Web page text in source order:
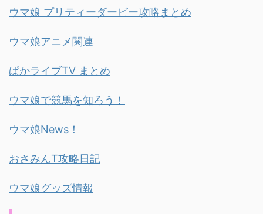
ウマ娘 プリティーダービー攻略まとめ
ウマ娘アニメ関連
ぱかライブTV まとめ
ウマ娘で競馬を知ろう！
ウマ娘News！
おさみんT攻略日記
ウマ娘グッズ情報